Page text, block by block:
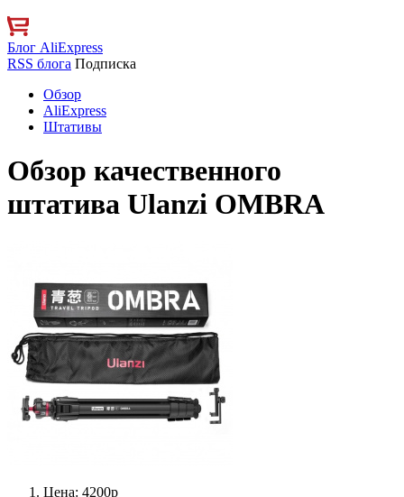
Блог AliExpress
RSS блога Подписка
Обзор
AliExpress
Штативы
Обзор качественного
штатива Ulanzi OMBRA
Цена: 4200р